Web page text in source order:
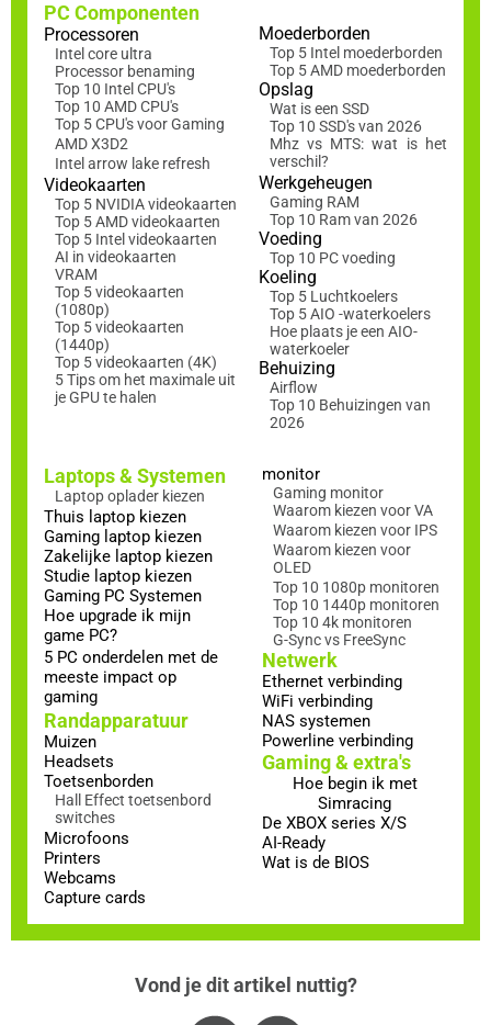
PC Componenten
Processoren
Intel core ultra
Processor benaming
Top 10 Intel CPU's
Top 10 AMD CPU's
Top 5 CPU's voor Gaming
AMD X3D2
Intel arrow lake refresh
Videokaarten
Top 5 NVIDIA videokaarten
Top 5 AMD videokaarten
Top 5 Intel videokaarten
AI in videokaarten
VRAM
Top 5 videokaarten
(1080p)
Top 5 videokaarten
(1440p)
Top 5 videokaarten (4K)
5 Tips om het maximale uit
je GPU te halen
Moederborden
Top 5 Intel moederborden
Top 5 AMD moederborden
Opslag
Wat is een SSD
Top 10 SSD's van 2026
Mhz vs MTS: wat is het
verschil?
Werkgeheugen
Gaming RAM
Top 10 Ram van 2026
Voeding
Top 10 PC voeding
Koeling
Top 5 Luchtkoelers
Top 5 AIO -waterkoelers
Hoe plaats je een AIO-
waterkoeler
Behuizing
Airflow
Top 10 Behuizingen van
2026
Laptops & Systemen
Laptop oplader kiezen
Thuis laptop kiezen
Gaming laptop kiezen
Zakelijke laptop kiezen
Studie laptop kiezen
Gaming PC Systemen
Hoe upgrade ik mijn
game PC?
5 PC onderdelen met de
meeste impact op
gaming
Randapparatuur
Muizen
Headsets
Toetsenborden
Hall Effect toetsenbord
switches
Microfoons
Printers
Webcams
Capture cards
monitor
Gaming monitor
Waarom kiezen voor VA
Waarom kiezen voor IPS
Waarom kiezen voor
OLED
Top 10 1080p monitoren
Top 10 1440p monitoren
Top 10 4k monitoren
G-Sync vs FreeSync
Netwerk
Ethernet verbinding
WiFi verbinding
NAS systemen
Powerline verbinding
Gaming & extra's
Hoe begin ik met
Simracing
De XBOX series X/S
AI-Ready
Wat is de BIOS
Vond je dit artikel nuttig?